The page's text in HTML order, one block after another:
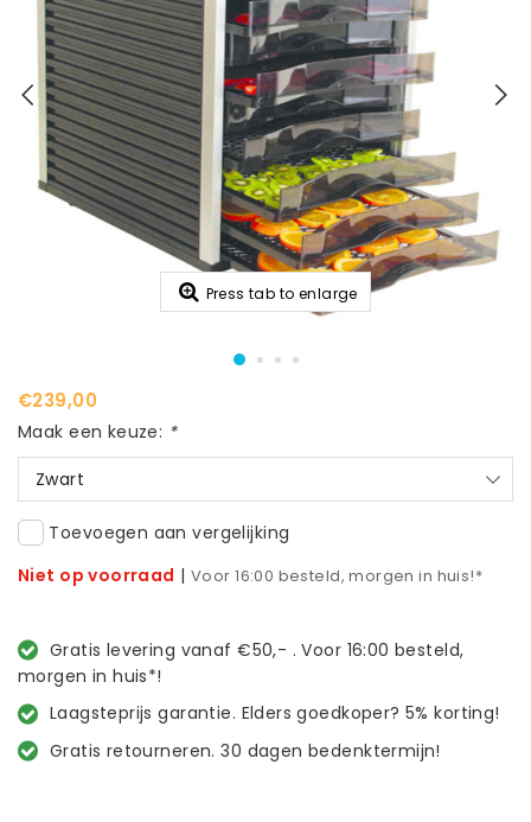
Press tab to enlarge
€239,00
Maak een keuze: *
Zwart
Toevoegen aan vergelijking
Niet op voorraad | Voor 16:00 besteld, morgen in huis!*
Gratis levering vanaf €50,- . Voor 16:00 besteld,
morgen in huis*!
Laagsteprijs garantie. Elders goedkoper? 5% korting!
Gratis retourneren. 30 dagen bedenktermijn!